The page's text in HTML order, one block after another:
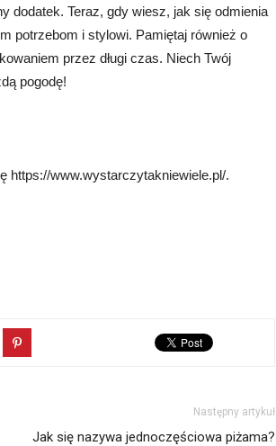
dodatek. Teraz, gdy wiesz, jak się odmienia
potrzebom i stylowi. Pamiętaj również o
przez długi czas. Niech Twój
pogodę!
https://www.wystarczytakniewiele.pl/.
Następny artykuł
Jak się nazywa jednoczęściowa piżama?